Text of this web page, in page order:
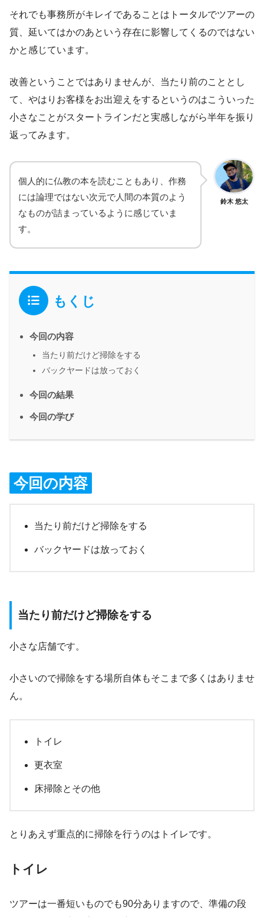
それでも事務所がキレイであることはトータルでツアーの
質、延いてはかのあという存在に影響してくるのではない
かと感じています。
改善ということではありませんが、当たり前のこととし
て、やはりお客様をお出迎えをするというのはこういった
小さなことがスタートラインだと実感しながら半年を振り
返ってみます。
鈴木 悠太
個人的に仏教の本を読むこともあり、作務
には論理ではない次元で人間の本質のよう
なものが詰まっているように感じていま
す。
もくじ
今回の内容
当たり前だけど掃除をする
バックヤードは放っておく
今回の結果
今回の学び
今回の内容
当たり前だけど掃除をする
バックヤードは放っておく
当たり前だけど掃除をする
小さな店舗です。
小さいので掃除をする場所自体もそこまで多くはありませ
ん。
トイレ
更衣室
床掃除とその他
とりあえず重点的に掃除を行うのはトイレです。
トイレ
ツアーは一番短いものでも90分ありますので、準備の段